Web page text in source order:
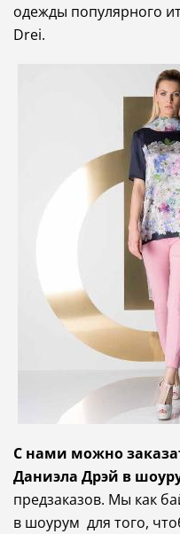
одежды популярного
Drei.
С нами можно
Даниэла Дрэй в
предзаказов. Мы как
в шоурум для того,